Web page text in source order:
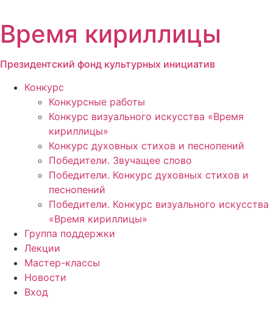
содержимому
Время кириллицы
Президентский фонд культурных инициатив
Конкурс
Конкурсные работы
Конкурс визуального искусства «Время
кириллицы»
Конкурс духовных стихов и песнопений
Победители. Звучащее слово
Победители. Конкурс духовных стихов и
песнопений
Победители. Конкурс визуального искусства
«Время кириллицы»
Группа поддержки
Лекции
Мастер-классы
Новости
Вход